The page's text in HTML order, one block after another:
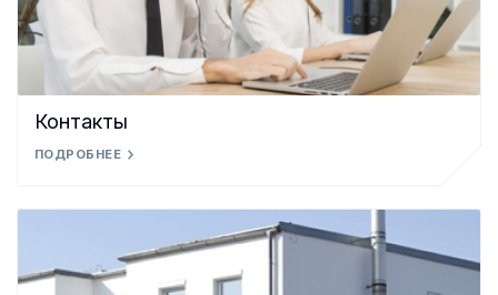
Контакты
ПОДРОБНЕЕ